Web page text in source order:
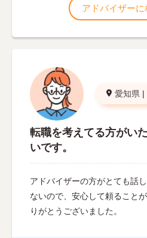
アドバイザーに
愛知県 |
転職を考えてる方がい
いです。
アドバイザーの方がとても話
ないので、安心して頼ること
りがとうございました。